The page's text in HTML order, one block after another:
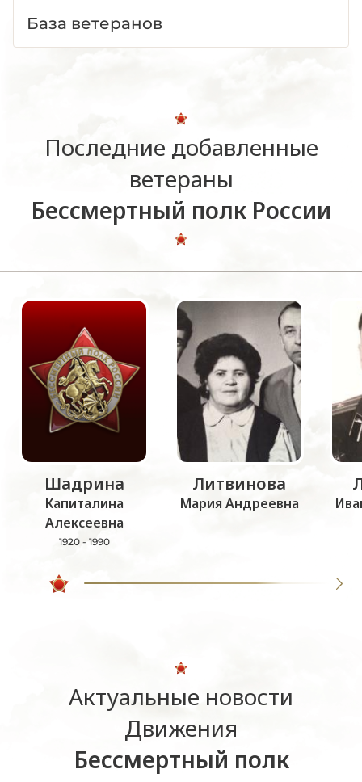
База ветеранов
Последние добавленные
ветераны
Бессмертный полк России
Шадрина
Капиталина
Алексеевна
1920 - 1990
Литвинова
Мария Андреевна
Актуальные новости
Движения
Бессмертный полк